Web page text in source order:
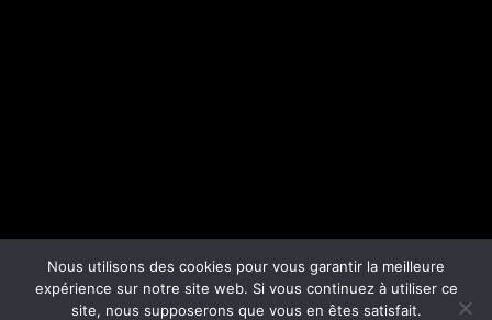
Nous utilisons des cookies pour vous garantir la meilleure
expérience sur notre site web. Si vous continuez à utiliser ce
site, nous supposerons que vous en êtes satisfait.